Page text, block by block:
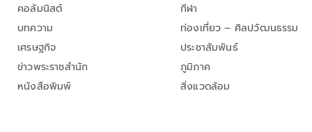
คอลัมนิสต์
บทความ
เศรษฐกิจ
ข่าวพระราชสำนัก
หนังสือพิมพ์
กีฬา
ท่องเที่ยว – ศิลปวัฒนธรรม
ประชาสัมพันธ์
ภูมิภาค
สิ่งแวดล้อม